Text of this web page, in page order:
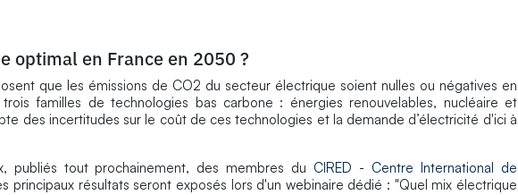
optimal en France en 2050 ?
que les émissions de CO2 du secteur électrique soient nulles ou négatives en
familles de technologies bas carbone : énergies renouvelables, nucléaire et
des incertitudes sur le coût de ces technologies et la demande d’électricité d'ici à
publiés tout prochainement, des membres du CIRED - Centre International de
principaux résultats seront exposés lors d'un webinaire dédié : "Quel mix électrique